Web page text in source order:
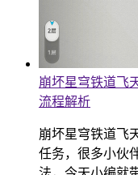
崩坏星穹铁道飞
流程解析
崩坏星穹铁道飞
任务，很多小伙